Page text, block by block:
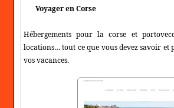
Voyager en Corse
Hébergements pour la corse et
locations… tout ce que vous devez savoir
vos vacances.